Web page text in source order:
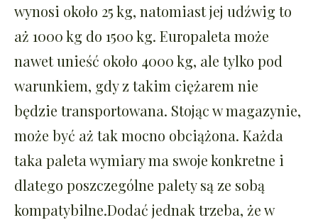
wynosi około 25 kg, natomiast jej udźwig to
aż 1000 kg do 1500 kg. Europaleta może
nawet unieść około 4000 kg, ale tylko pod
warunkiem, gdy z takim ciężarem nie
będzie transportowana. Stojąc w magazynie,
może być aż tak mocno obciążona. Każda
taka paleta wymiary ma swoje konkretne i
dlatego poszczególne palety są ze sobą
kompatybilne.Dodać jednak trzeba, że w